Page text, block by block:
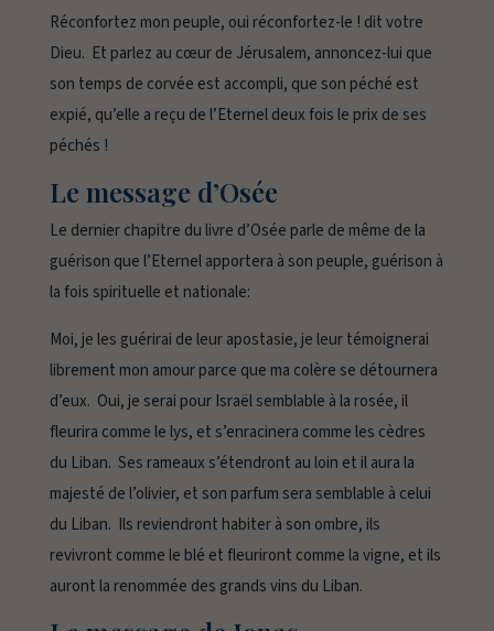
Réconfortez mon peuple, oui réconfortez-le ! dit votre
Dieu. Et parlez au cœur de Jérusalem, annoncez-lui que
son temps de corvée est accompli, que son péché est
expié, qu’elle a reçu de l’Eternel deux fois le prix de ses
péchés !
Le message d’Osée
Le dernier chapitre du livre d’Osée parle de même de la
guérison que l’Eternel apportera à son peuple, guérison à
la fois spirituelle et nationale:
Moi, je les guérirai de leur apostasie, je leur témoignerai
librement mon amour parce que ma colère se détournera
d’eux. Oui, je serai pour Israël semblable à la rosée, il
fleurira comme le lys, et s’enracinera comme les cèdres
du Liban. Ses rameaux s’étendront au loin et il aura la
majesté de l’olivier, et son parfum sera semblable à celui
du Liban. Ils reviendront habiter à son ombre, ils
revivront comme le blé et fleuriront comme la vigne, et ils
auront la renommée des grands vins du Liban.